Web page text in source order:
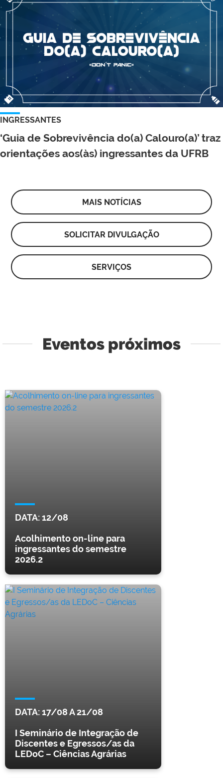
INGRESSANTES
‘Guia de Sobrevivência do(a) Calouro(a)’ traz
orientações aos(às) ingressantes da UFRB
MAIS NOTÍCIAS
SOLICITAR DIVULGAÇÃO
SERVIÇOS
Eventos próximos
DATA:12/08
Acolhimento on-line para
ingressantes do semestre
2026.2
DATA:17/08A21/08
I Seminário de Integração de
Discentes e Egressos/as da
LEDoC – Ciências Agrárias